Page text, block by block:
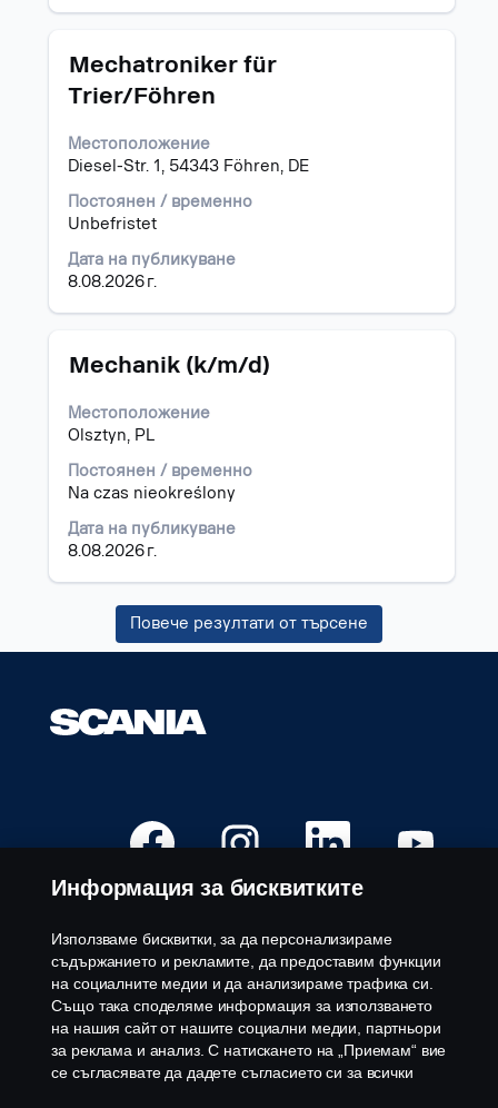
на
за
задание.
Позиция
Mechatroniker für
Trier/Föhren
Местоположение
Diesel-Str. 1, 54343 Föhren, DE
Постоянен / временно
Unbefristet
Дата на публикуване
8.08.2026 г.
Изберете
бутона
интервал,
за
да
прегледате
съдържание
на
Позиция
Mechanik (k/m/d)
Местоположение
Olsztyn, PL
Постоянен / временно
Na czas nieokreślony
Дата на публикуване
8.08.2026 г.
Изберете
бутона
за
интервал,
за
да
пълното
съдържание
на
информацията
задание.
Повече резултати от търсене
т
в
р
я
в
н
о
в
т
а
.
в
р
я
в
н
о
в
т
а
б
.
О
в
р
я
в
н
о
в
т
а
.
в
в
н
о
в
т
а
.
Свободни позиции
Локации за кариера
Свържете се с нас
Относно Scania
Информация за бисквитките
Използваме бисквитки, за да персонализираме
съдържанието и рекламите, да предоставим функции
на социалните медии и да анализираме трафика си.
Също така споделяме информация за използването
на нашия сайт от нашите социални медии, партньори
за реклама и анализ. С натискането на „Приемам“ вие
се съгласявате да дадете съгласието си за всички